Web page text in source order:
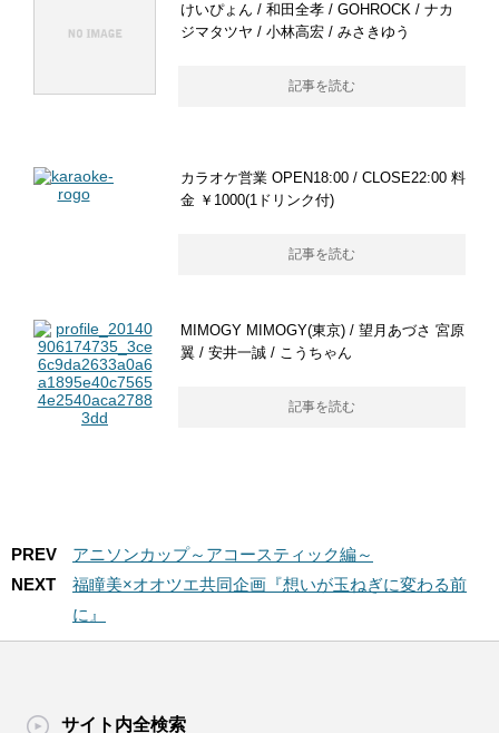
けいぴょん / 和田全孝 / GOHROCK / ナカ
ジマタツヤ / 小林高宏 / みさきゆう
記事を読む
カラオケ営業 OPEN18:00 / CLOSE22:00 料
金 ￥1000(1ドリンク付)
記事を読む
MIMOGY MIMOGY(東京) / 望月あづさ 宮原
翼 / 安井一誠 / こうちゃん
記事を読む
PREV
アニソンカップ～アコースティック編～
NEXT
福瞳美×オオツエ共同企画『想いが玉ねぎに変わる前
に』
サイト内全検索